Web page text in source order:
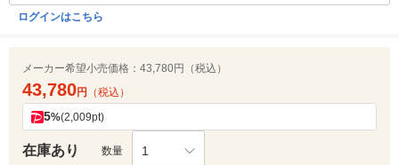
ログインはこちら
メーカー希望小売価格： 43,780円（税込）
43,780円 （税込）
5%(2,009pt)
在庫あり 数量 1